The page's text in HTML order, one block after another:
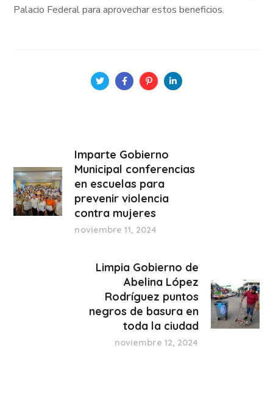
Palacio Federal para aprovechar estos beneficios.
Imparte Gobierno
Municipal conferencias
en escuelas para
prevenir violencia
contra mujeres
noviembre 11, 2024
Limpia Gobierno de
Abelina López
Rodríguez puntos
negros de basura en
toda la ciudad
noviembre 12, 2024